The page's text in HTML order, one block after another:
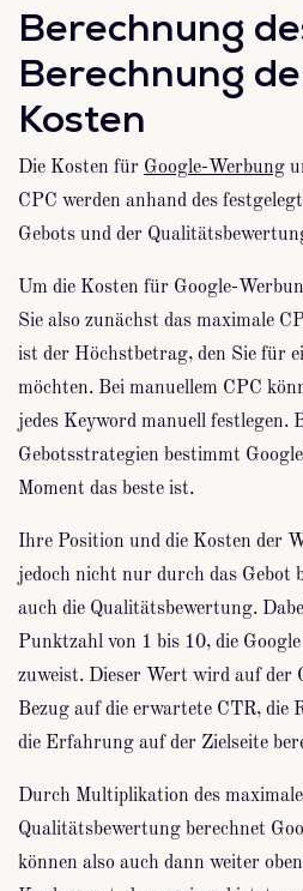
Berechnung
Berechnung
Kosten
Die Kosten für Google-Werbung
CPC werden anhand des
Gebots und der
Um die Kosten für Google-
Sie also zunächst das maximale
ist der Höchstbetrag, den Sie für
möchten. Bei manuellem CPC
jedes Keyword manuell festlegen.
Gebotsstrategien bestimmt
Moment das beste ist.
Ihre Position und die Kosten der
jedoch nicht nur durch das Gebot
auch die Qualitätsbewertung.
Punktzahl von 1 bis 10, die
zuweist. Dieser Wert wird auf der
Bezug auf die erwartete CTR, die
die Erfahrung auf der Zielseite
Durch Multiplikation des
Qualitätsbewertung berechnet
können also auch dann weiter